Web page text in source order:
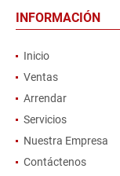
INFORMACIÓN
Inicio
Ventas
Arrendar
Servicios
Nuestra Empresa
Contáctenos